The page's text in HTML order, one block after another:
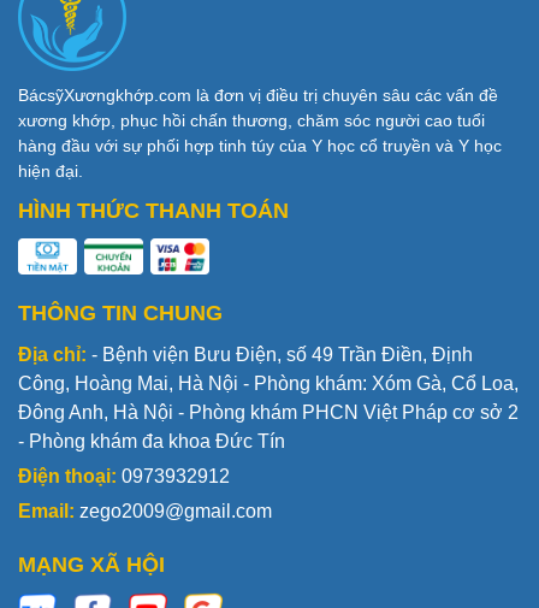
BácsỹXươngkhớp.com là đơn vị điều trị chuyên sâu các vấn đề
xương khớp, phục hồi chấn thương, chăm sóc người cao tuổi
hàng đầu với sự phối hợp tinh túy của Y học cổ truyền và Y học
hiện đại.
HÌNH THỨC THANH TOÁN
THÔNG TIN CHUNG
Địa chỉ: - Bệnh viện Bưu Điện, số 49 Trần Điền, Định
Công, Hoàng Mai, Hà Nội - Phòng khám: Xóm Gà, Cổ Loa,
Đông Anh, Hà Nội - Phòng khám PHCN Việt Pháp cơ sở 2
- Phòng khám đa khoa Đức Tín
Điện thoại: 0973932912
Email: zego2009@gmail.com
MẠNG XÃ HỘI